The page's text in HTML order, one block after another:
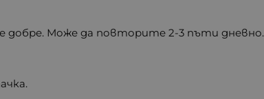
добре. Може да повторите 2-3 пъти дневно.